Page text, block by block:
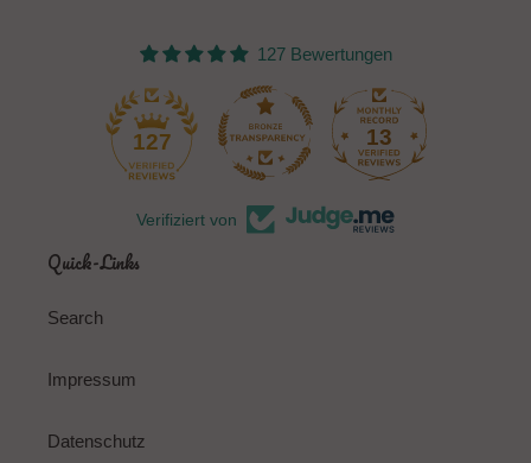
127 Bewertungen
127 13
Verifiziert von
Quick-Links
Search
Impressum
Datenschutz